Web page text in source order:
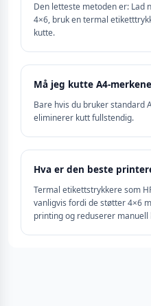
Den letteste metoden er: Lad
4×6, bruk en termal
kutte.
Må jeg kutte A4-
Bare hvis du bruker standard
eliminerer kutt fullstendig.
Hva er den beste
Termal etikettstrykkere som
vanligvis fordi de støtter 4×6
printing og reduserer